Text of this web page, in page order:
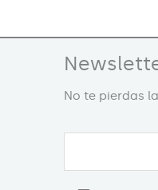
No te pierdas